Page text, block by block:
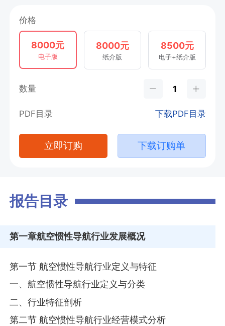
价格
8000元
电子版
8000元
纸介版
8500元
电子+纸介版
数量
PDF目录 下载PDF目录
立即订购 下载订购单
报告目录
第一章航空惯性导航行业发展概况
第一节 航空惯性导航行业定义与特征
一、航空惯性导航行业定义与分类
二、行业特征剖析
第二节 航空惯性导航行业经营模式分析